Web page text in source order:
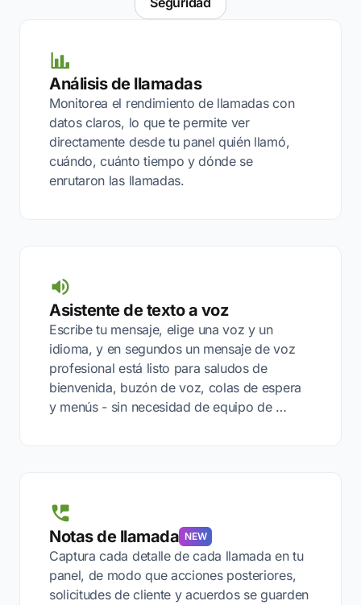
Análisis de llamadas
Monitorea el rendimiento de llamadas con
datos claros, lo que te permite ver
directamente desde tu panel quién llamó,
cuándo, cuánto tiempo y dónde se
enrutaron las llamadas.
Asistente de texto a voz
Escribe tu mensaje, elige una voz y un
idioma, y en segundos un mensaje de voz
profesional está listo para saludos de
bienvenida, buzón de voz, colas de espera
y menús - sin necesidad de equipo de …
Notas de llamada NEW
Captura cada detalle de cada llamada en tu
panel, de modo que acciones posteriores,
solicitudes de cliente y acuerdos se guarden